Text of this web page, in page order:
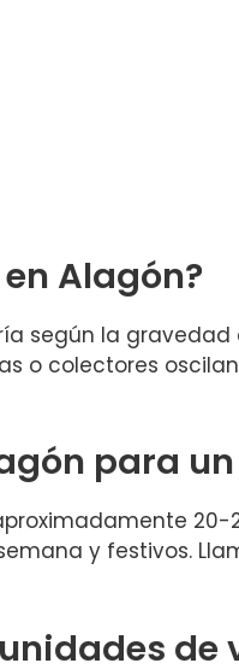
Alagón?
según la
o colectores
para
y festivos.
de